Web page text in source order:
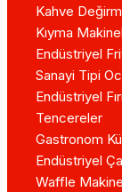
Kahve
Kıyma
Endüstriyel
Sanayi Tipi
Endüstriyel
Tencereler
Gastronom
Endüstriyel
Waffle